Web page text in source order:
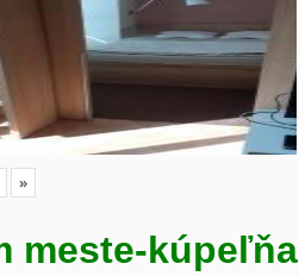
»
meste-kúpeľňa